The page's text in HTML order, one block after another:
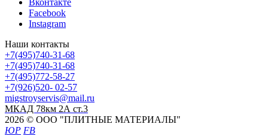
Вконтакте
Facebook
Instagram
Наши контакты
+7(495)740-31-68
+7(495)740-31-68
+7(495)772-58-27
+7(926)520- 02-57
migstroyservis@mail.ru
МКАД 78км 2А ст.3
2026 © ООО "ПЛИТНЫЕ МАТЕРИАЛЫ"
ЮР FB